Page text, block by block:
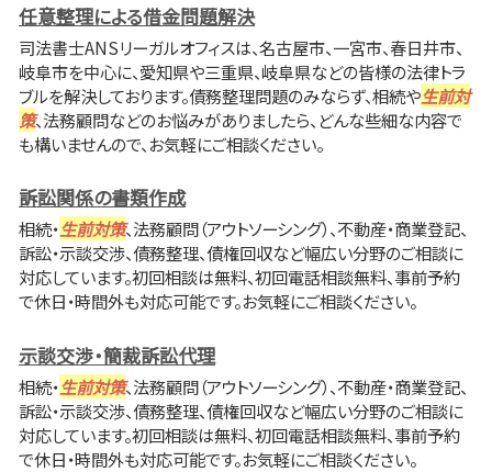
任意整理による借金問題解決
司法書士ANSリーガルオフィスは、名古屋市、一宮市、春日井市、
岐阜市を中心に、愛知県や三重県、岐阜県などの皆様の法律トラ
ブルを解決しております。債務整理問題のみならず、相続や生前対
策、法務顧問などのお悩みがありましたら、どんな些細な内容で
も構いませんので、お気軽にご相談ください。
訴訟関係の書類作成
相続・生前対策、法務顧問（アウトソーシング）、不動産・商業登記、
訴訟・示談交渉、債務整理、債権回収など幅広い分野のご相談に
対応しています。初回相談は無料、初回電話相談無料、事前予約
で休日・時間外も対応可能です。お気軽にご相談ください。
示談交渉・簡裁訴訟代理
相続・生前対策、法務顧問（アウトソーシング）、不動産・商業登記、
訴訟・示談交渉、債務整理、債権回収など幅広い分野のご相談に
対応しています。初回相談は無料、初回電話相談無料、事前予約
で休日・時間外も対応可能です。お気軽にご相談ください。